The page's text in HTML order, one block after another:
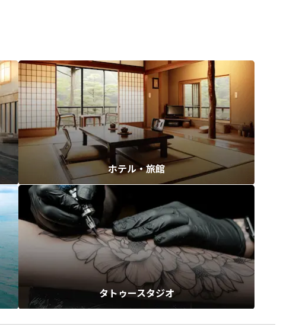
ホテル・旅館
タトゥースタジオ